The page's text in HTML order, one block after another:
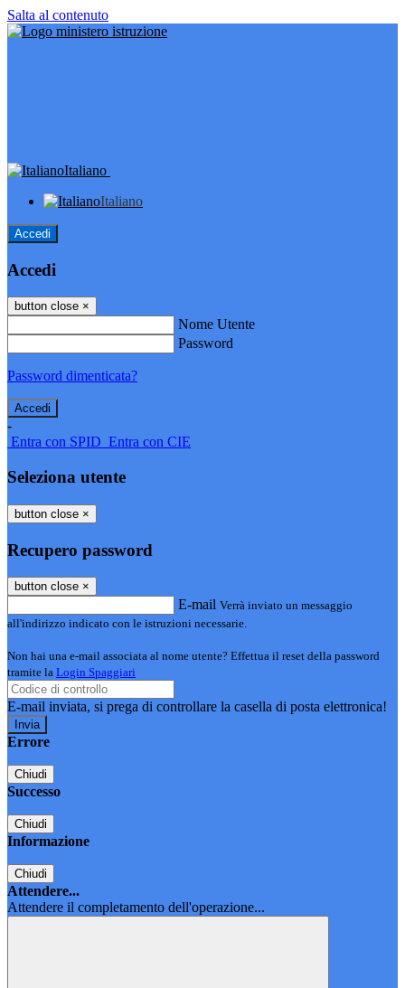
Salta al contenuto
Italiano
Italiano
Accedi
Accedi
button close ×
Nome Utente
Password
Password dimenticata?
-
Entra con SPID Entra con CIE
Seleziona utente
button close ×
Recupero password
button close ×
E-mail Verrà inviato un messaggio
all'indirizzo indicato con le istruzioni necessarie.
Non hai una e-mail associata al nome utente? Effettua il reset della password
tramite la Login Spaggiari
E-mail inviata, si prega di controllare la casella di posta elettronica!
Errore
Chiudi
Successo
Chiudi
Informazione
Chiudi
Attendere...
Attendere il completamento dell'operazione...